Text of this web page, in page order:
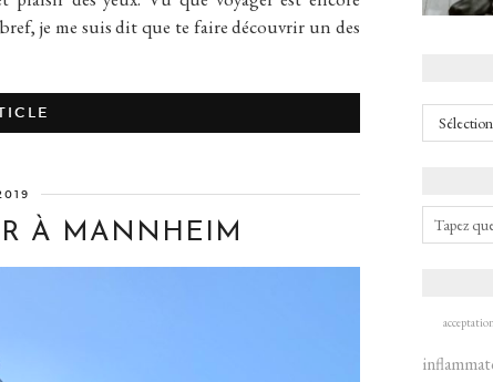
je me suis dit que te faire découvrir un des
À MANNHEIM
Archives